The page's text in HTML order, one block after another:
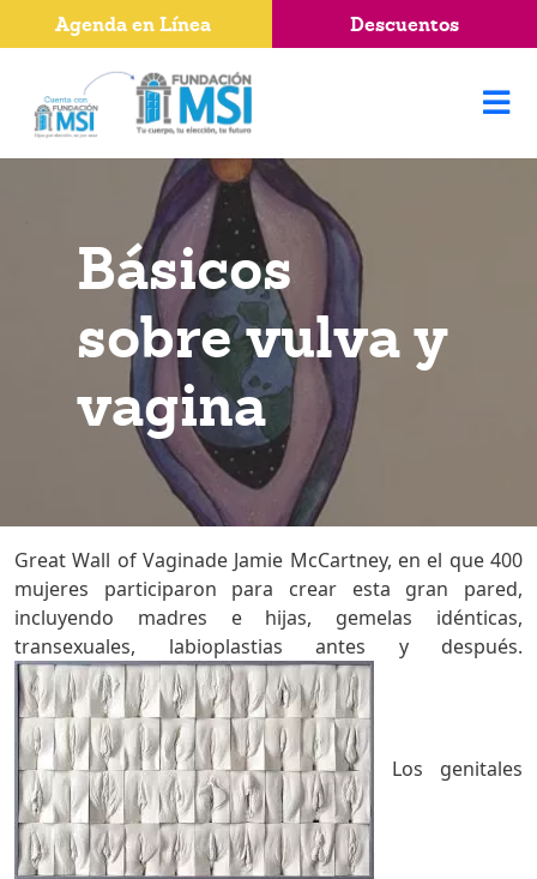
Básicos
sobre vulva y
vagina
Great Wall of Vaginade Jamie McCartney, en el que 400
mujeres participaron para crear esta gran pared,
incluyendo madres e hijas, gemelas idénticas,
transexuales, labioplastias antes y después.
Los genitales
Agenda en Línea Descuentos